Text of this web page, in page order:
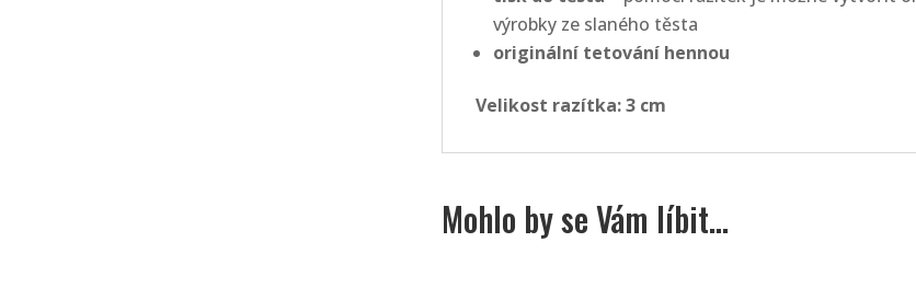
výrobky ze slaného těsta
originální tetování hennou
Velikost razítka: 3 cm
Mohlo by se Vám líbit…